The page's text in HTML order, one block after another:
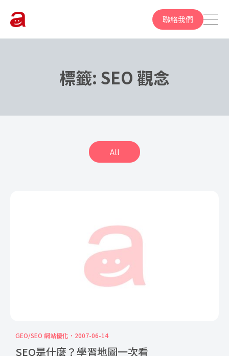
聯絡我們
標籤: SEO 觀念
All
GEO/SEO 網站優化 2007-06-14
SEO是什麼？學習地圖一次看